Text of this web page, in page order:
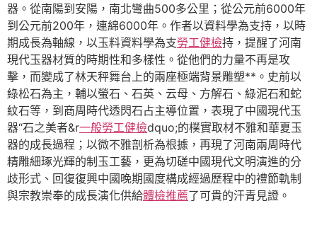
器。從南陽到安陽，南北彎曲500多公里；從公元前6000年
到公元前200年，連綿6000年。作者以資料學為支持，以時
期成長為軸線，以玉料資料學為支勞工健檢持，提醒了河南
現代玉器材質的時期性和多樣性。從他們的力量不再是攻
擊，而變成了林天秤舞台上的兩座極端背景雕塑**。史前以
綠松石為主，輔以螢石、石英、云母、方解石、綠泥石和蛇
紋石等，到商周時代透閃石占主導位置，表現了中國現代玉
器“石之美者&r一般勞工健檢dquo;的樸實取材不雅和華夏玉
器的成長過程；以微不雅剖析為根據，再現了河南兩周時代
精雕細琢光輝的制玉工藝，更為切磋中國現代文明演進的分
歧形式、回復復興中國晚期國度構成經過歷程中的禮節軌制
與宗教崇奉的成長演化供給體檢推薦了可貴的汗青見證。